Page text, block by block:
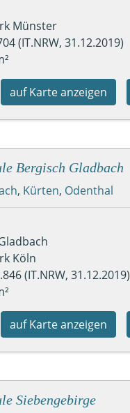
Münster
(IT.NRW, 31.12.2019)
auf Karte anzeigen
Bergisch Gladbach
, Kürten, Odenthal
Köln
(IT.NRW, 31.12.2019)
auf Karte anzeigen
Siebengebirge